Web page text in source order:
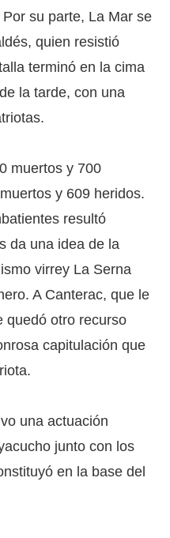
su parte, La Mar se
quien resistió
terminó en la cima
la tarde, con una
muertos y 700
y 609 heridos.
resultó
da una idea de la
virrey La Serna
A Canterac, que le
quedó otro recurso
capitulación que
una actuación
junto con los
en la base del